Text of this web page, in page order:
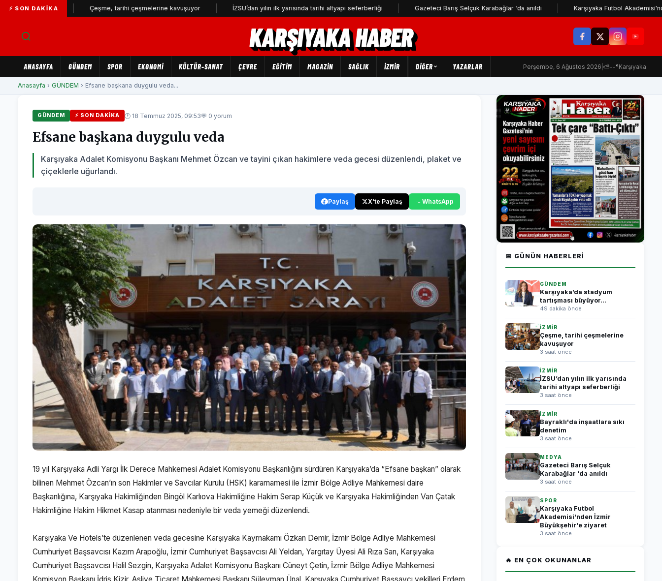
⚡ SON DAKIKAÇeşme, tarihi çeşmelerine kavuşuyor İZSU’dan yılın ilk yarısında tarihi altyapı seferberliği Gazeteci Barış Selçuk Karabağlar ‘da anıldı Karşıyaka Futbol Akademisi'nden İzmir
KARŞIYAKA HABER
ANASAYFA GÜNDEM SPOR EKONOMİ KÜLTÜR-SANAT ÇEVRE EĞİTİM MAGAZİN SAĞLIK İZMİR DIĞER YAZARLAR Perşembe, 6 Ağustos 2026 ⛅--°Karşıyaka
Anasayfa › GÜNDEM › Efsane başkana duygulu veda...
GÜNDEM ⚡ SON DAKIKA 🕐 18 Temmuz 2025, 09:53💬 0 yorum
Efsane başkana duygulu veda
Karşıyaka Adalet Komisyonu Başkanı Mehmet Özcan ve tayini çıkan hakimlere veda gecesi düzenlendi, plaket ve
çiçeklerle uğurlandı.
Paylaş X'te Paylaş WhatsApp
19 yıl Karşıyaka Adli Yargı İlk Derece Mahkemesi Adalet Komisyonu Başkanlığını sürdüren Karşıyaka’da “Efsane başkan” olarak
bilinen Mehmet Özcan’ın son Hakimler ve Savcılar Kurulu (HSK) kararnamesi ile İzmir Bölge Adliye Mahkemesi daire
Başkanlığına, Karşıyaka Hakimliğinden Bingöl Karlıova Hakimliğine Hakim Serap Küçük ve Karşıyaka Hakimliğinden Van Çatak
Hakimliğine Hakim Hikmet Kasap atanması nedeniyle bir veda yemeği düzenlendi.
Karşıyaka Ve Hotels’te düzenlenen veda gecesine Karşıyaka Kaymakamı Özkan Demir, İzmir Bölge Adliye Mahkemesi
Cumhuriyet Başsavcısı Kazım Arapoğlu, İzmir Cumhuriyet Başsavcısı Ali Yeldan, Yargıtay Üyesi Ali Rıza San, Karşıyaka
Cumhuriyet Başsavcısı Halil Sezgin, Karşıyaka Adalet Komisyonu Başkanı Cüneyt Çetin, İzmir Bölge Adliye Mahkemesi
📅 GÜNÜN HABERLERI
GÜNDEM
Karşıyaka’da stadyum
tartışması büyüyor...
49 dakika önce
İZMİR
Çeşme, tarihi çeşmelerine
kavuşuyor
3 saat önce
İZMİR
İZSU’dan yılın ilk yarısında
tarihi altyapı seferberliği
3 saat önce
İZMİR
Bayraklı'da inşaatlara sıkı
denetim
3 saat önce
MEDYA
Gazeteci Barış Selçuk
Karabağlar ‘da anıldı
3 saat önce
SPOR
Karşıyaka Futbol
Akademisi'nden İzmir
Büyükşehir'e ziyaret
3 saat önce
🔥 EN ÇOK OKUNANLAR